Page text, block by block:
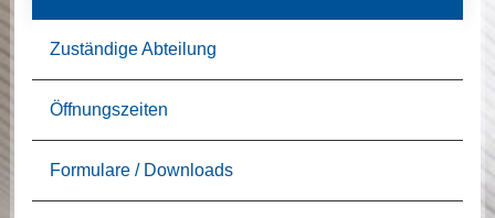
Zuständige Abteilung
Öffnungszeiten
Formulare / Downloads